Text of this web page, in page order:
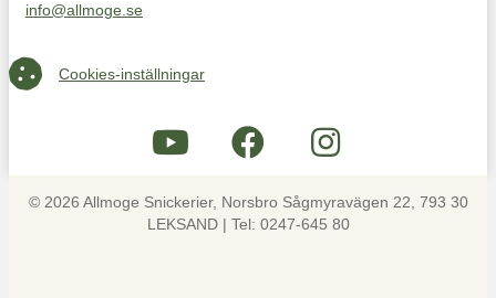
Maila oss på info@allmoge.se
info@allmoge.se
Cookies-inställningar
Cookies-inställningar
© 2026 Allmoge Snickerier, Norsbro Sågmyravägen 22, 793 30
LEKSAND | Tel: 0247-645 80